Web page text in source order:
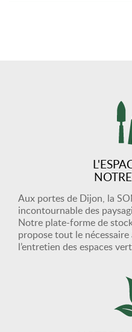
Aux portes de Dijon, la
incontournable des
Notre plate-forme de
propose tout le nécessaire
l’entretien des espaces